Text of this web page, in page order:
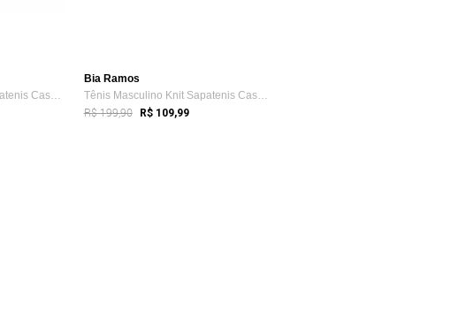
Tênis Masculino Knit Sapatenis Casual Mo...
Bia Ramos
Tênis Masculino Knit Sapatenis Casual Mo...
R$ 199,90 R$ 109,99